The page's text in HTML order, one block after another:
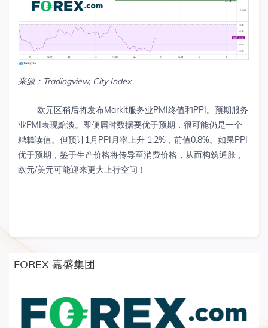
来源：Tradingview, City Index
欧元区稍后将发布Markit服务业PMI终值和PPI。预期服务
业PMI表现黯淡。即便届时数据要优于预期，很可能仍是一个
糟糕读值。但预计1月PPI月率上升 1.2%，前值0.8%。如果PPI
优于预期，鉴于生产价格将传导至消费价格，从而构筑通胀，
欧元/美元可能迎来更大上行空间！
FOREX 嘉盛集团